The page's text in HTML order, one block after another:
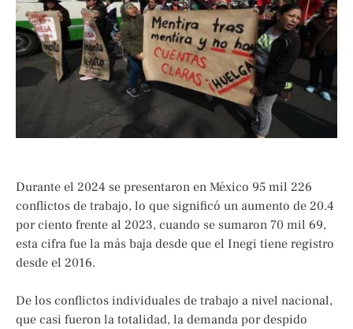
Durante el 2024 se presentaron en México 95 mil 226
conflictos de trabajo, lo que significó un aumento de 20.4
por ciento frente al 2023, cuando se sumaron 70 mil 69,
esta cifra fue la más baja desde que el Inegi tiene registro
desde el 2016.
De los conflictos individuales de trabajo a nivel nacional,
que casi fueron la totalidad, la demanda por despido